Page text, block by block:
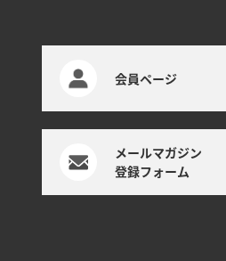
会員ページ
メールマガジン
登録フォーム